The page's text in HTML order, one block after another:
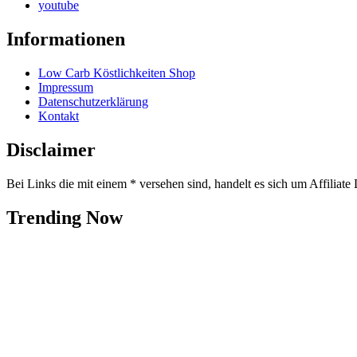
youtube
Informationen
Low Carb Köstlichkeiten Shop
Impressum
Datenschutzerklärung
Kontakt
Disclaimer
Bei Links die mit einem * versehen sind, handelt es sich um Affiliate
Trending Now